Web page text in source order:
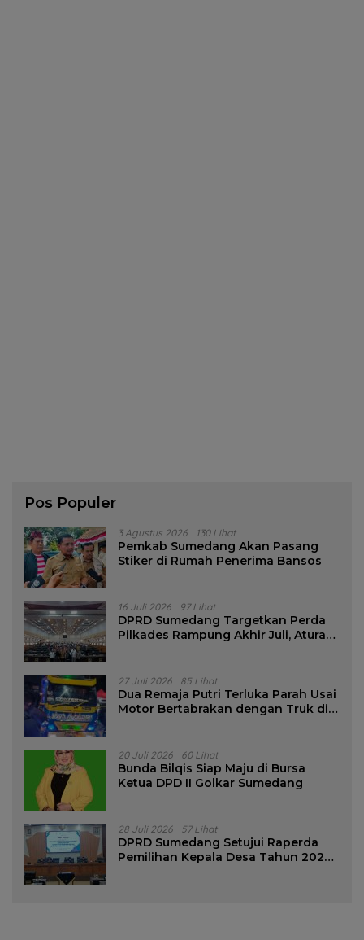
Pos Populer
3 Agustus 2026 130 Lihat
Pemkab Sumedang Akan Pasang
Stiker di Rumah Penerima Bansos
16 Juli 2026 97 Lihat
DPRD Sumedang Targetkan Perda
Pilkades Rampung Akhir Juli, Aturan
27 Juli 2026 85 Lihat
Dua Remaja Putri Terluka Parah Usai
Motor Bertabrakan dengan Truk di
20 Juli 2026 60 Lihat
Bunda Bilqis Siap Maju di Bursa
Ketua DPD II Golkar Sumedang
28 Juli 2026 57 Lihat
DPRD Sumedang Setujui Raperda
Pemilihan Kepala Desa Tahun 2026